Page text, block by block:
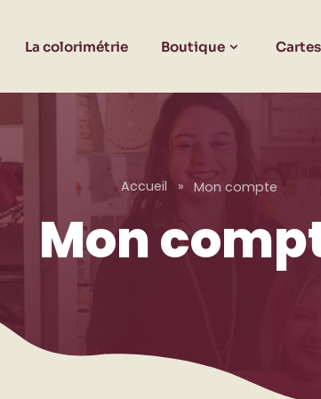
La colorimétrie Boutique
Mon
Accueil » Mon compte